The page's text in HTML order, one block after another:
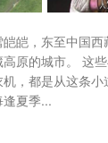
皑，东至中国
原的城市。 这
，都是从这条
夏季...